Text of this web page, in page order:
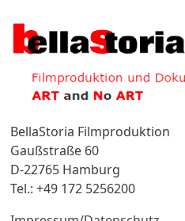
BellaStoria Filmproduktion
Gaußstraße 60
D-22765 Hamburg
Tel.: +49 172 5256200